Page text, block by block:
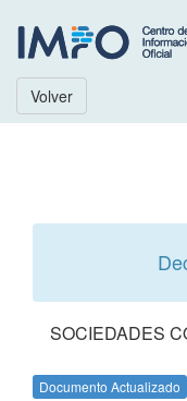
Volver
SOCIEDADES
Documento Actualizado